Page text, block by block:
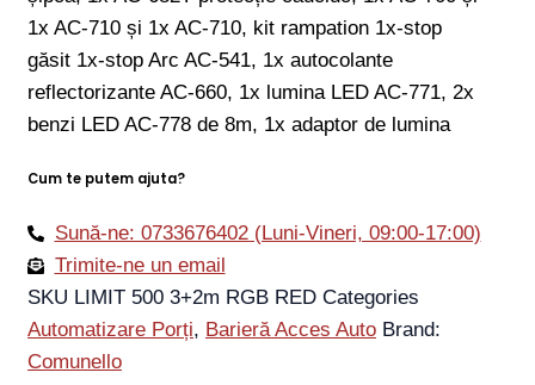
1x AC-710 și 1x AC-710, kit rampation 1x-stop
găsit 1x-stop Arc AC-541, 1x autocolante
reflectorizante AC-660, 1x lumina LED AC-771, 2x
benzi LED AC-778 de 8m, 1x adaptor de lumina
Cum te putem ajuta?
Sună-ne: 0733676402 (Luni-Vineri, 09:00-17:00)
Trimite-ne un email
SKU LIMIT 500 3+2m RGB RED Categories
Automatizare Porți, Barieră Acces Auto Brand:
Comunello